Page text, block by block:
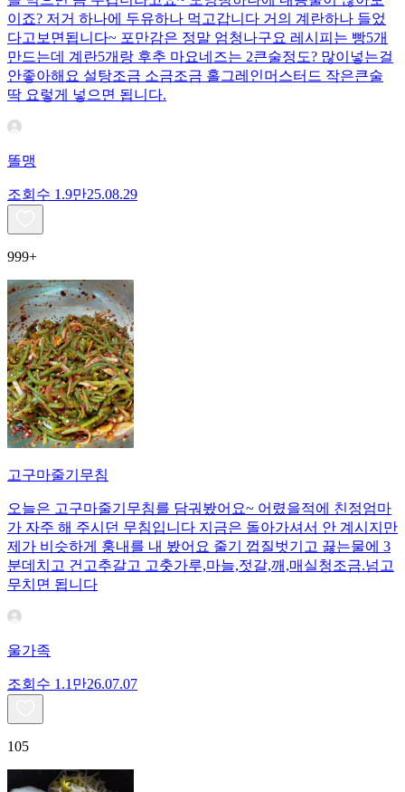
이죠? 저거 하나에 두유하나 먹고갑니다 거의 계란하나 들었
다고보면됩니다~ 포만감은 정말 엄청나구요 레시피는 빵5개
만드는데 계란5개랑 후추 마요네즈는 2큰술정도? 많이넣는걸
안좋아해요 설탕조금 소금조금 홀그레인머스터드 작은큰술
딱 요렇게 넣으면 됩니다.
똘맹
조회수 1.9만25.08.29
999+
고구마줄기무침
오늘은 고구마줄기무침를 담궈봤어요~ 어렸을적에 친정엄마
가 자주 해 주시던 무침입니다 지금은 돌아가셔서 안 계시지만
제가 비슷하게 훙내를 내 봤어요 줄기 껍질벗기고 끓는물에 3
분데치고 건고추갈고 고춧가루,마늘,젓갈,깨,매실청조금.넘고
무치면 됩니다
울가족
조회수 1.1만26.07.07
105